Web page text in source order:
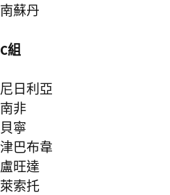
南蘇丹
C組
尼日利亞
南非
貝寧
津巴布韋
盧旺達
萊索托